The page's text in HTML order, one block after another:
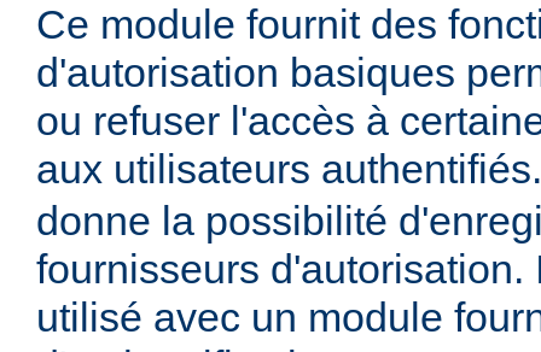
Ce module fournit des
d'autorisation basiques
ou refuser l'accès à
aux utilisateurs
donne la possibilité
fournisseurs d'autorisation.
utilisé avec un module